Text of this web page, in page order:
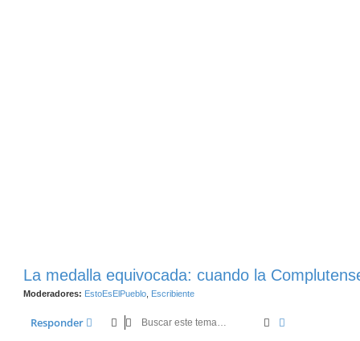
La medalla equivocada: cuando la
Moderadores: EstoEsElPueblo Escribiente
Responder Buscar